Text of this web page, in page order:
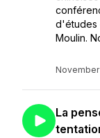
d'études
Moulin.
La